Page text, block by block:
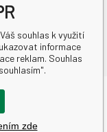
souhlas k využití
informace
reklam. Souhlas
zde